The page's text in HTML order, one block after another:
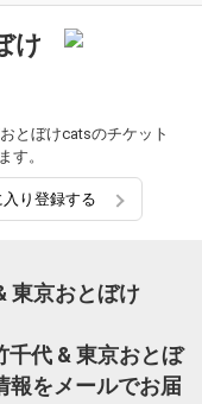
け
とぼけcatsのチケット
す。
り登録する
東京おとぼけ
千代 & 東京おとぼ
報をメールでお届